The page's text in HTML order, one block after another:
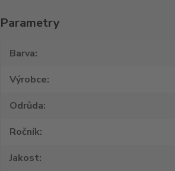
Parametry
Barva
Výrobce
Odrůda
Ročník
Jakost